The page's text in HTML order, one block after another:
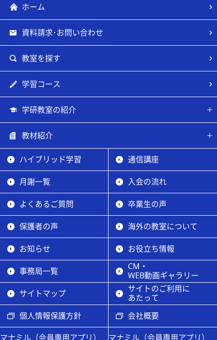
ホーム
資料請求･お問い合わせ
教室を探す
学習コース
学研教室の紹介
教材紹介
ハイブリッド学習 通信講座
月謝一覧 入会の流れ
よくあるご質問 卒業生の声
保護者の声 海外の教室について
お知らせ お役立ち情報
事務局一覧
CM・
WEB動画ギャラリー
サイトマップ
サイトのご利用に
あたって
個人情報保護方針
会社概要
マナミル（会員専用アプリ） マナミル（会員専用アプリ）